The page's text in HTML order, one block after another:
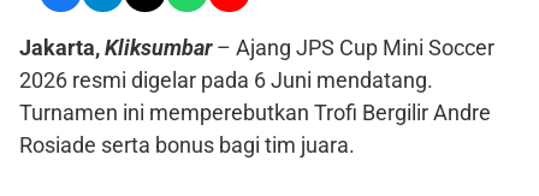
Jakarta,Kliksumbar– Ajang JPS Cup Mini Soccer
2026 resmi digelar pada 6 Juni mendatang.
Turnamen ini memperebutkan Trofi Bergilir Andre
Rosiade serta bonus bagi tim juara.